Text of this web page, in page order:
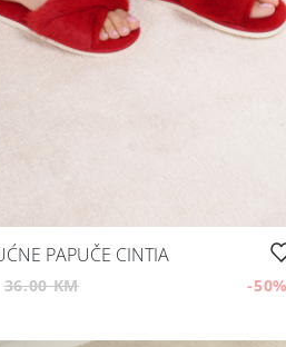
PAPUČE CINTIA
36.00 KM -50